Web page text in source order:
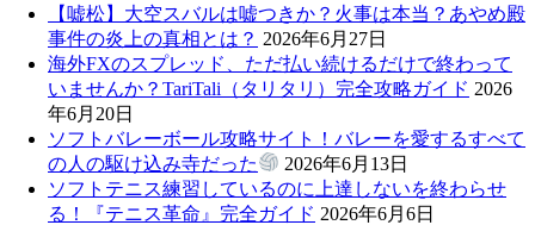
【嘘松】大空スバルは嘘つきか？火事は本当？あやめ殿
事件の炎上の真相とは？ 2026年6月27日
海外FXのスプレッド、ただ払い続けるだけで終わって
いませんか？TariTali（タリタリ）完全攻略ガイド 2026
年6月20日
ソフトバレーボール攻略サイト！バレーを愛するすべて
の人の駆け込み寺だった
2026年6月13日
ソフトテニス練習しているのに上達しないを終わらせ
る！『テニス革命』完全ガイド 2026年6月6日